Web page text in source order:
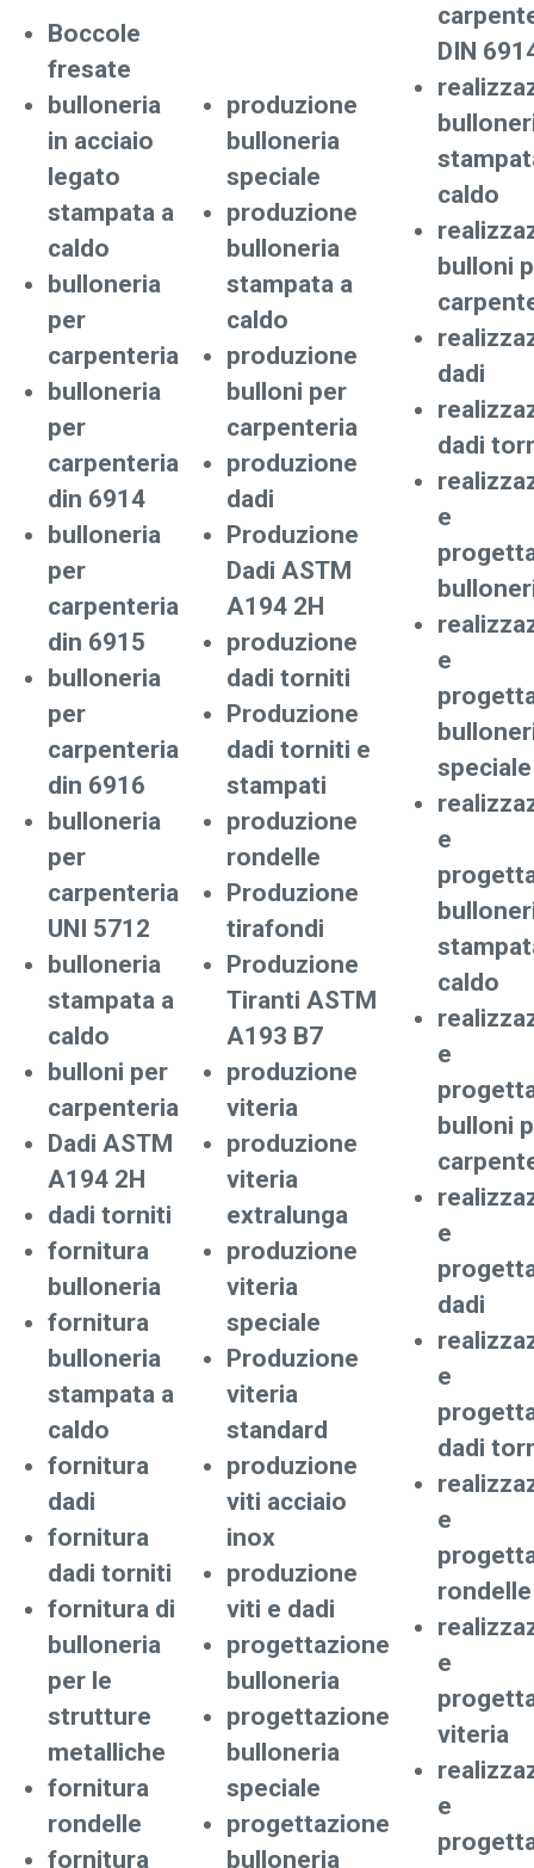
Boccole
fresate
bulloneria
in acciaio
legato
stampata a
caldo
bulloneria
per
carpenteria
bulloneria
per
carpenteria
din 6914
bulloneria
per
carpenteria
din 6915
bulloneria
per
carpenteria
din 6916
bulloneria
per
carpenteria
UNI 5712
bulloneria
stampata a
caldo
bulloni per
carpenteria
Dadi ASTM
A194 2H
dadi torniti
fornitura
bulloneria
fornitura
bulloneria
stampata a
caldo
fornitura
dadi
fornitura
dadi torniti
fornitura di
bulloneria
per le
strutture
metalliche
fornitura
rondelle
fornitura
produzione
bulloneria
speciale
produzione
bulloneria
stampata a
caldo
produzione
bulloni per
carpenteria
produzione
dadi
Produzione
Dadi ASTM
A194 2H
produzione
dadi torniti
Produzione
dadi torniti e
stampati
produzione
rondelle
Produzione
tirafondi
Produzione
Tiranti ASTM
A193 B7
produzione
viteria
produzione
viteria
extralunga
produzione
viteria
speciale
Produzione
viteria
standard
produzione
viti acciaio
inox
produzione
viti e dadi
progettazione
bulloneria
progettazione
bulloneria
speciale
progettazione
bulloneria
DIN
caldo
bulloni
dadi
dadi
e
e
speciale
e
caldo
e
bulloni
e
dadi
e
dadi
e
rondelle
e
viteria
e